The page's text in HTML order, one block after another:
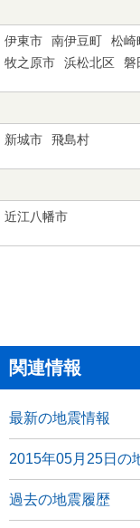
伊東市 南伊豆町 松崎
牧之原市
浜松北区 磐
新城市 飛島村
近江八幡市
関連情報
最新の地震情報
2015年05月25日の
過去の地震履歴